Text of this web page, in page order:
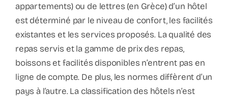
ABC Van De Toeristische Terminologie
Français
Nederlands
appartements) ou de lettres (en Grèce) d’un hôtel
est déterminé par le niveau de confort, les facilités
existantes et les services proposés. La qualité des
repas servis et la gamme de prix des repas,
boissons et facilités disponibles n’entrent pas en
ligne de compte. De plus, les normes diffèrent d’un
pays à l’autre. La classification des hôtels n’est